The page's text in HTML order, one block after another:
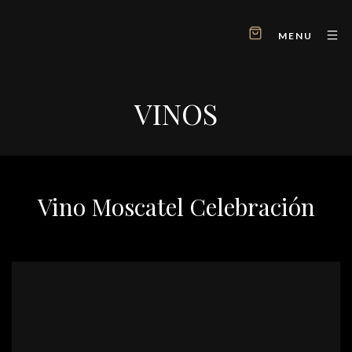
MENU
VINOS
Vino Moscatel Celebración